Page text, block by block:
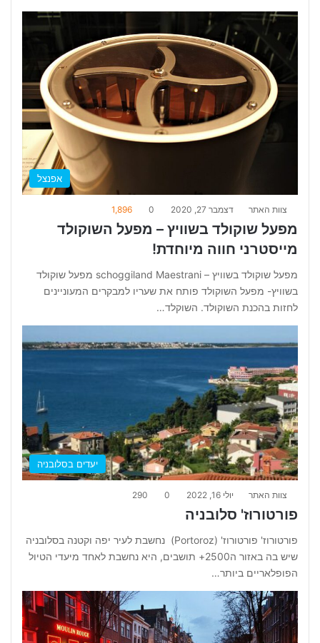
אפנצל
צוות האתר דצמבר 27, 2020 0
1,896
מפעל שוקולד בשוויץ – מפעל השוקולד
מייסטרני חווה מיוחדת!
מפעל שוקולד בשוויץ – schoggiland Maestrani מפעל שוקולד
בשוויץ- מפעל השוקולד פותח את שעריו למבקרים המעוניינים
לחזות בהכנת השוקולד. השוקלד…
יעדים בסלובניה
צוות האתר יולי 16, 2022 0
290
פורטורוז' סלובניה
פורטורוז' פורטורוז' (Portoroz) נחשבת לעיר יפה וקטנה בסלובניה
שיש בה באזור ה2500+ תושבים, היא נחשבת לאחד מיעדי הטיול
הפופלאריים ביותר…